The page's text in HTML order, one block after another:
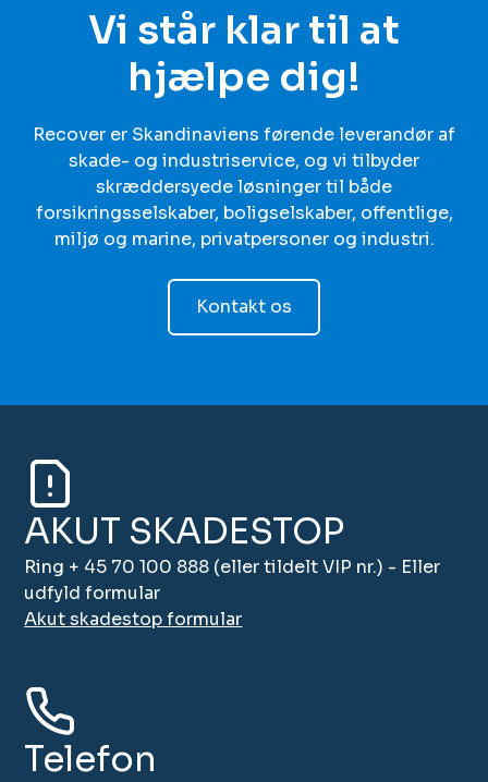
Vi står klar til at
hjælpe dig!
Recover er Skandinaviens førende leverandør af
skade- og industriservice, og vi tilbyder
skræddersyede løsninger til både
forsikringsselskaber, boligselskaber, offentlige,
miljø og marine, privatpersoner og industri.
Kontakt os
AKUT SKADESTOP
Ring + 45 70 100 888 (eller tildelt VIP nr.) - Eller
udfyld formular
Akut skadestop formular
Telefon